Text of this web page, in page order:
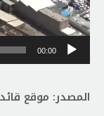
00:00
المصدر: موقع